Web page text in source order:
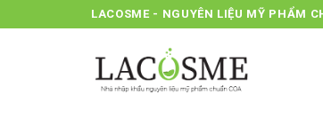
LACOSME - NGUYÊN LIỆU MỸ PHẨM